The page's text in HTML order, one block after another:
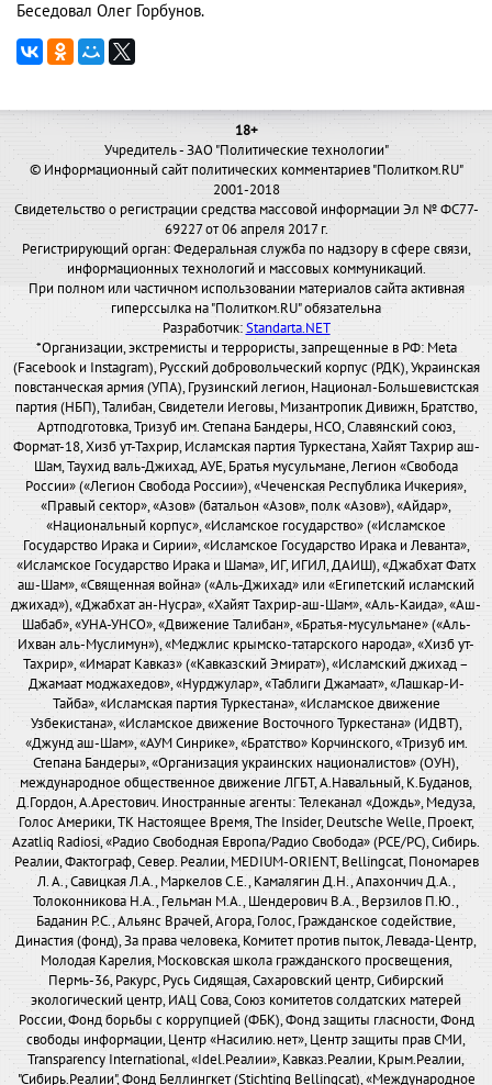
Беседовал Олег Горбунов.
18+
Учредитель - ЗАО "Политические технологии"
© Информационный сайт политических комментариев "Политком.RU"
2001-2018
Свидетельство о регистрации средства массовой информации Эл № ФС77-
69227 от 06 апреля 2017 г.
Регистрирующий орган: Федеральная служба по надзору в сфере связи,
информационных технологий и массовых коммуникаций.
При полном или частичном использовании материалов сайта активная
гиперссылка на "Политком.RU" обязательна
Разработчик:Standarta.NET
*Организации, экстремисты и террористы, запрещенные в РФ: Meta
(Facebook и Instagram), Русский добровольческий корпус (РДК), Украинская
повстанческая армия (УПА), Грузинский легион, Национал-Большевистская
партия (НБП), Талибан, Свидетели Иеговы, Мизантропик Дивижн, Братство,
Артподготовка, Тризуб им. Степана Бандеры, НСО, Славянский союз,
Формат-18, Хизб ут-Тахрир, Исламская партия Туркестана, Хайят Тахрир аш-
Шам, Таухид валь-Джихад, АУЕ, Братья мусульмане, Легион «Свобода
России» («Легион Свобода России»), «Чеченская Республика Ичкерия»,
«Правый сектор», «Азов» (батальон «Азов», полк «Азов»), «Айдар»,
«Национальный корпус», «Исламское государство» («Исламское
Государство Ирака и Сирии», «Исламское Государство Ирака и Леванта»,
«Исламское Государство Ирака и Шама», ИГ, ИГИЛ, ДАИШ), «Джабхат Фатх
аш-Шам», «Священная война» («Аль-Джихад» или «Египетский исламский
джихад»), «Джабхат ан-Нусра», «Хайят Тахрир-аш-Шам», «Аль-Каида», «Аш-
Шабаб», «УНА-УНСО», «Движение Талибан», «Братья-мусульмане» («Аль-
Ихван аль-Муслимун»), «Меджлис крымско-татарского народа», «Хизб ут-
Тахрир», «Имарат Кавказ» («Кавказский Эмират»), «Исламский джихад –
Джамаат моджахедов», «Нурджулар», «Таблиги Джамаат», «Лашкар-И-
Тайба», «Исламская партия Туркестана», «Исламское движение
Узбекистана», «Исламское движение Восточного Туркестана» (ИДВТ),
«Джунд аш-Шам», «АУМ Синрике», «Братство» Корчинского, «Тризуб им.
Степана Бандеры», «Организация украинских националистов» (ОУН),
международное общественное движение ЛГБТ, А.Навальный, К.Буданов,
Д.Гордон, А.Арестович. Иностранные агенты: Телеканал «Дождь», Медуза,
Голос Америки, ТК Настоящее Время, The Insider, Deutsche Welle, Проект,
Azatliq Radiosi, «Радио Свободная Европа/Радио Свобода» (PCE/PC), Сибирь.
Реалии, Фактограф, Север. Реалии, MEDIUM-ORIENT, Bellingcat, Пономарев
Л. А., Савицкая Л.А., Маркелов С.Е., Камалягин Д.Н., Апахончич Д.А.,
Толоконникова Н.А., Гельман М.А., Шендерович В.А., Верзилов П.Ю.,
Баданин Р.С., Альянс Врачей, Агора, Голос, Гражданское содействие,
Династия (фонд), За права человека, Комитет против пыток, Левада-Центр,
Молодая Карелия, Московская школа гражданского просвещения,
Пермь-36, Ракурс, Русь Сидящая, Сахаровский центр, Сибирский
экологический центр, ИАЦ Сова, Союз комитетов солдатских матерей
России, Фонд борьбы с коррупцией (ФБК), Фонд защиты гласности, Фонд
свободы информации, Центр «Насилию.нет», Центр защиты прав СМИ,
Transparency International, «Idel.Реалии», Кавказ.Реалии, Крым.Реалии,
"Сибирь.Реалии", Фонд Беллингкет (Stichting Bellingcat), «Международное